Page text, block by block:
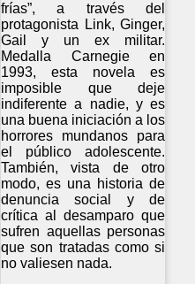
frías”, a través del
protagonista Link, Ginger,
Gail y un ex militar.
Medalla Carnegie en
1993, esta novela es
imposible que deje
indiferente a nadie, y es
una buena iniciación a los
horrores mundanos para
el público adolescente.
También, vista de otro
modo, es una historia de
denuncia social y de
crítica al desamparo que
sufren aquellas personas
que son tratadas como si
no valiesen nada.